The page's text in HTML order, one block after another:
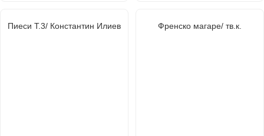
Пиеси Т.3/ Константин Илиев Френско магаре/ тв.к.